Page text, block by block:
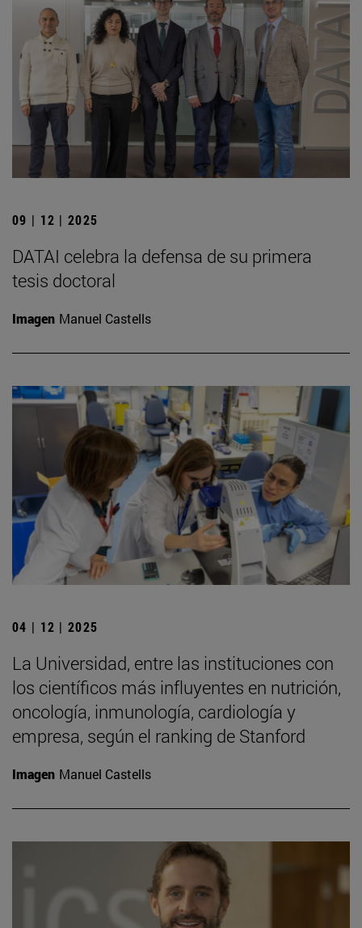
09 | 12 | 2025
DATAI celebra la defensa de su primera
tesis doctoral
Imagen Manuel Castells
04 | 12 | 2025
La Universidad, entre las instituciones con
los científicos más influyentes en nutrición,
oncología, inmunología, cardiología y
empresa, según el ranking de Stanford
Imagen Manuel Castells